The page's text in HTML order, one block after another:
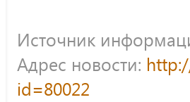
Источник
Адрес новости:
id=80022